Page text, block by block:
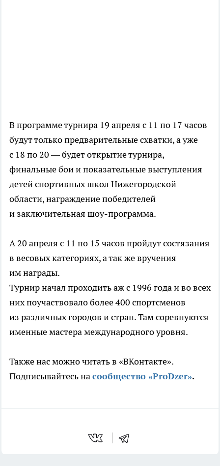
В программе турнира 19 апреля с 11 по 17 часов
будут только предварительные схватки, а уже
с 18 по 20 — будет открытие турнира,
финальные бои и показательные выступления
детей спортивных школ Нижегородской
области, награждение победителей
и заключительная шоу-программа.
А 20 апреля с 11 по 15 часов пройдут состязания
в весовых категориях, а так же вручения
им награды.
Турнир начал проходить аж с 1996 года и во всех
них поучаствовало более 400 спортсменов
из различных городов и стран. Там соревнуются
именные мастера международного уровня.
Также нас можно читать в «ВКонтакте».
Подписывайтесь насообщество «ProDzer».